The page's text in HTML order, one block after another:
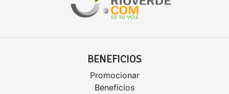
BENEFICIOS
Promocionar
Beneficios